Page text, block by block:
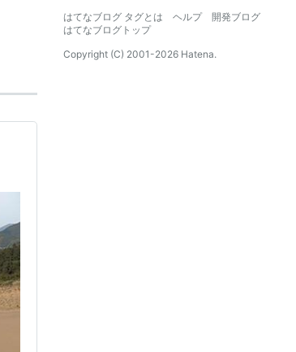
はてなブログ タグとは
ヘルプ
開発ブログ
はてなブログトップ
Copyright (C) 2001-2026 Hatena.